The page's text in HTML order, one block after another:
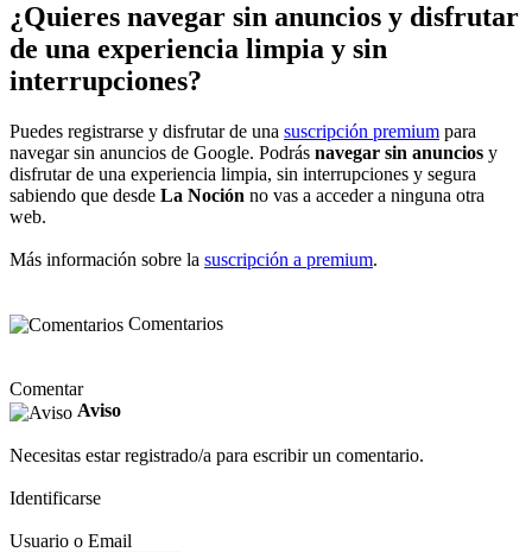
¿Quieres navegar sin anuncios y disfrutar
de una experiencia limpia y sin
interrupciones?
Puedes registrarse y disfrutar de una suscripción premium para
navegar sin anuncios de Google. Podrás navegar sin anuncios y
disfrutar de una experiencia limpia, sin interrupciones y segura
sabiendo que desde La Noción no vas a acceder a ninguna otra
web.
Más información sobre la suscripción a premium.
Comentarios
Comentar
Aviso
Necesitas estar registrado/a para escribir un comentario.
Identificarse
Usuario o Email